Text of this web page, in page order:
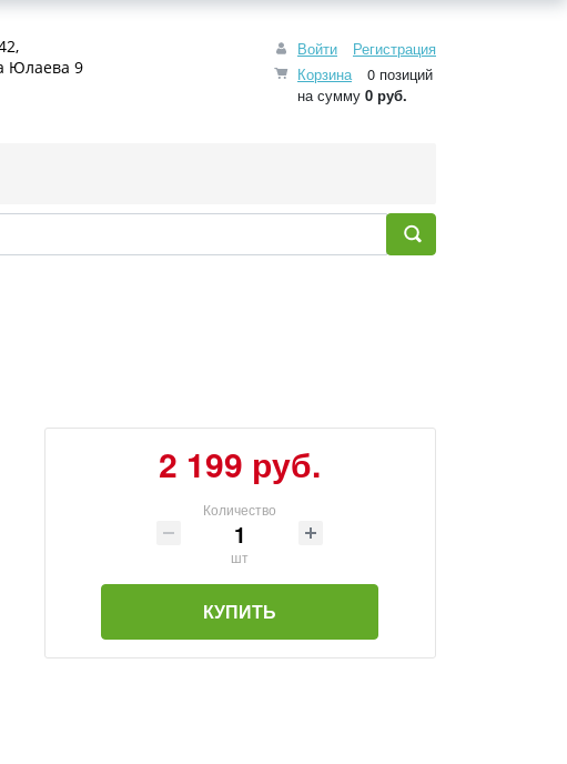
Войти
Регистрация
Корзина
0 позиций
на сумму 0 руб.
,
Юлаева 9
2 199 руб.
Количество
шт
КУПИТЬ